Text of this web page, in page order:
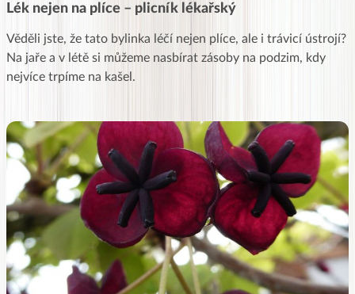
Lék nejen na plíce – plicník lékařský
Věděli jste, že tato bylinka léčí nejen plíce, ale i trávicí ústrojí?
Na jaře a v létě si můžeme nasbírat zásoby na podzim, kdy
nejvíce trpíme na kašel.